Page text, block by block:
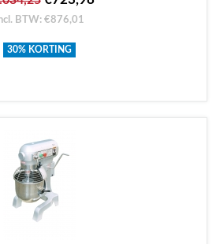
BTW: €876,01
30% KORTING